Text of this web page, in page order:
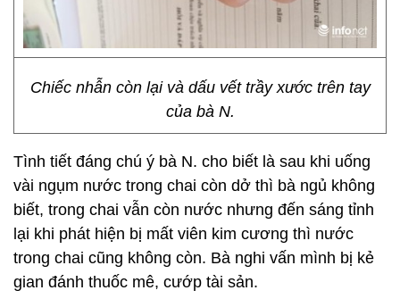
Chiếc nhẫn còn lại và dấu vết trầy xước trên tay
của bà N.
Tình tiết đáng chú ý bà N. cho biết là sau khi uống
vài ngụm nước trong chai còn dở thì bà ngủ không
biết, trong chai vẫn còn nước nhưng đến sáng tỉnh
lại khi phát hiện bị mất viên kim cương thì nước
trong chai cũng không còn. Bà nghi vấn mình bị kẻ
gian đánh thuốc mê, cướp tài sản.